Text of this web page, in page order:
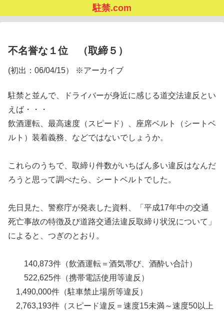
駐禁.com
不名誉な１位 （取締５）
(初出：06/04/15） ※アーカイブ
駐禁と並んで、ドライバーが身近に感じる道交法違反とい
えば・・・
飲酒運転、最高速度（スピード）、座席ベルト（シートベ
ルト）装着義務、などではないでしょうか。
これらのうちで、取締り件数がいちばん多い違反はなんだ
ろうと思って調べたら、シートベルトでした。
先日見た、警察庁が発表した資料、「平成17年中の交通
死亡事故の特徴及び道路交通法違反取締り状況について」
によると、つぎのとおり。
140,873件（飲酒運転＝酒気帯び、酒酔い合計）
522,625件（携帯電話使用等違反）
1,490,000件（駐車禁止場所等違反）
2,763,193件（スピード違反＝速度15未満～速度50以上